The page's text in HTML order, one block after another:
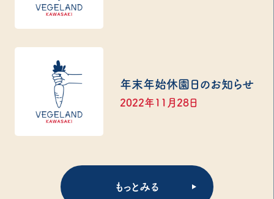
年末年始休園日のお知らせ
2022年11月28日
もっとみる